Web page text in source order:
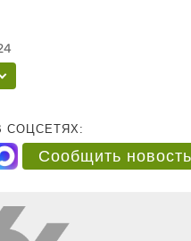
СОЦСЕТЯХ:
Сообщить новость